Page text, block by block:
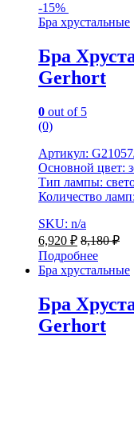
-15%
Бра хрустальные
Бра
Gerhort
0 out of 5
(0)
Артикул:
Основной цвет:
Тип лампы:
Количество
SKU: n/a
6,920 ₽ 8,180₽
Подробнее
Бра хрустальные
Бра
Gerhort